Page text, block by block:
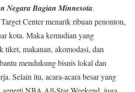
Negara Bagian Minnesota.
Center menarik ribuan penonton,
kota. Maka kemudian yang
tiket, makanan, akomodasi, dan
mendukung bisnis lokal dan
Selain itu, acara-acara besar yang